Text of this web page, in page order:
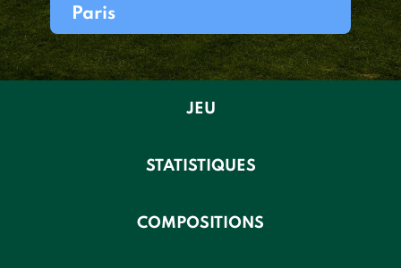
Paris
JEU
STATISTIQUES
COMPOSITIONS